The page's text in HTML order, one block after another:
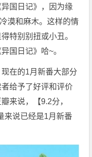
国日记》，因为缘
漠和麻木。这样的情
特别别扭或小丑。
国日记》哈~。
在的1月新番大部分
给予了好评和评价
来说，【9.2分，
来说已经是1月新番